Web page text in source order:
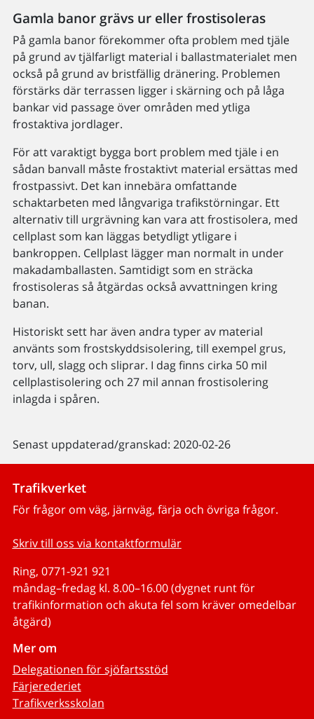
Gamla banor grävs ur eller frostisoleras
På gamla banor förekommer ofta problem med tjäle
på grund av tjälfarligt material i ballastmaterialet men
också på grund av bristfällig dränering. Problemen
förstärks där terrassen ligger i skärning och på låga
bankar vid passage över områden med ytliga
frostaktiva jordlager.
För att varaktigt bygga bort problem med tjäle i en
sådan banvall måste frostaktivt material ersättas med
frostpassivt. Det kan innebära omfattande
schaktarbeten med långvariga trafikstörningar. Ett
alternativ till urgrävning kan vara att frostisolera, med
cellplast som kan läggas betydligt ytligare i
bankroppen. Cellplast lägger man normalt in under
makadamballasten. Samtidigt som en sträcka
frostisoleras så åtgärdas också avvattningen kring
banan.
Historiskt sett har även andra typer av material
använts som frostskyddsisolering, till exempel grus,
torv, ull, slagg och sliprar. I dag finns cirka 50 mil
cellplastisolering och 27 mil annan frostisolering
inlagda i spåren.
Senast uppdaterad/granskad: 2020-02-26
Trafikverket
För frågor om väg, järnväg, färja och övriga frågor.
Skriv till oss via kontaktformulär
Ring, 0771-921 921
måndag–fredag kl. 8.00–16.00 (dygnet runt för
trafikinformation och akuta fel som kräver omedelbar
åtgärd)
Mer om
Delegationen för sjöfartsstöd
Färjerederiet
Trafikverksskolan